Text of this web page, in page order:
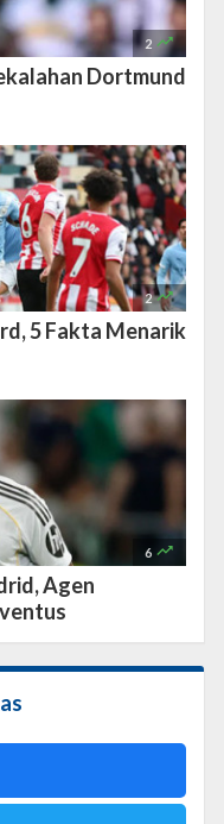
2 
Dortmund
2 
5 Fakta Menarik
6 
Agen